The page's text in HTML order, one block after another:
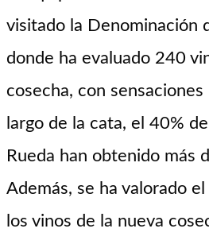
visitado la Denominación
donde ha evaluado 240
cosecha, con
largo de la cata, el 40%
Rueda han obtenido más
Además, se ha valorado
los vinos de la nueva